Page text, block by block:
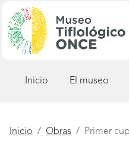
Inicio El museo
Está
Inicio Obras Primer